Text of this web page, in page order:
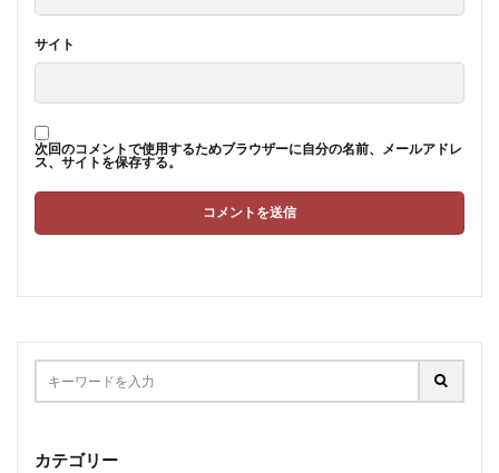
サイト
次回のコメントで使用するためブラウザーに自分の名前、メールアドレ
ス、サイトを保存する。
カテゴリー